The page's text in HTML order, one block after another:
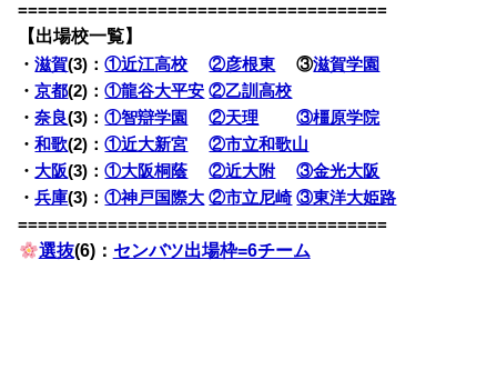
=====================================
【出場校一覧】
・滋賀(3)：①近江高校 ②彦根東 ③滋賀学園
・京都(2)：①龍谷大平安 ②乙訓高校
・奈良(3)：①智辯学園 ②天理
③橿原学院
・和歌(2)：①近大新宮
②市立和歌山
・ 大阪(3)：①大阪桐蔭 ②近大附
③金光大阪
・兵庫(3)：①神戸国際大 ②市立尼崎 ③東洋大姫路
=====================================
選抜(6)： センバツ出場枠=6チーム